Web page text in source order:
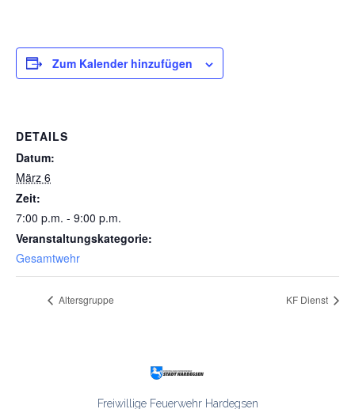
Zum Kalender hinzufügen
DETAILS
Datum:
März 6
Zeit:
7:00 p.m. - 9:00 p.m.
Veranstaltungskategorie:
Gesamtwehr
Altersgruppe KF Dienst
Freiwillige Feuerwehr Hardegsen